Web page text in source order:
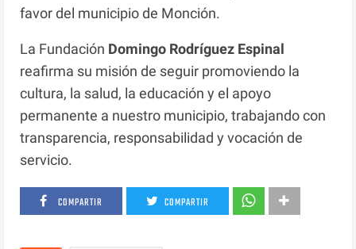
favor del municipio de Monción.
La Fundación Domingo Rodríguez Espinal
reafirma su misión de seguir promoviendo la
cultura, la salud, la educación y el apoyo
permanente a nuestro municipio, trabajando con
transparencia, responsabilidad y vocación de
servicio.
COMPARTIR COMPARTIR